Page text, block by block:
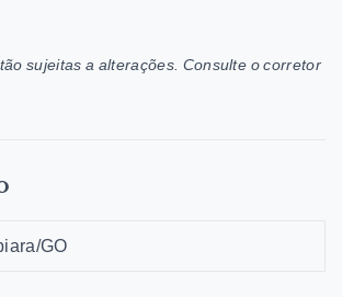
sujeitas a alterações. Consulte o corretor
GO